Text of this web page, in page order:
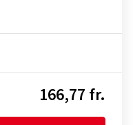
166,77 fr.